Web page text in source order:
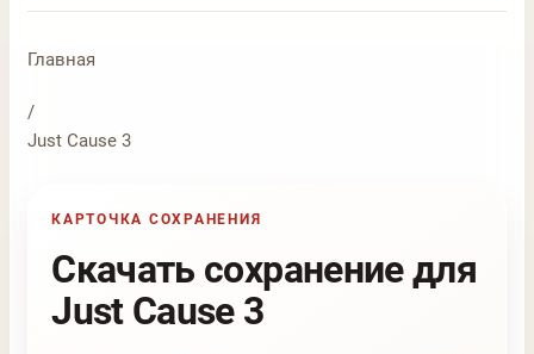
Главная
/
Just Cause 3
КАРТОЧКА СОХРАНЕНИЯ
Скачать сохранение для
Just Cause 3